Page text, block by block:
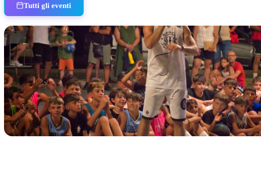
Tutti gli eventi